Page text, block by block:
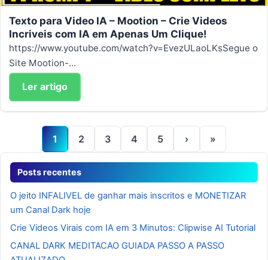
Texto para Video IA – Mootion – Crie Videos
Incriveis com IA em Apenas Um Clique!
https://www.youtube.com/watch?v=EvezULaoLKsSegue o
Site Mootion-...
Ler artigo
1 2 3 4 5 › »
Posts recentes
O jeito INFALIVEL de ganhar mais inscritos e MONETIZAR
um Canal Dark hoje
Crie Videos Virais com IA em 3 Minutos: Clipwise AI Tutorial
CANAL DARK MEDITACAO GUIADA PASSO A PASSO